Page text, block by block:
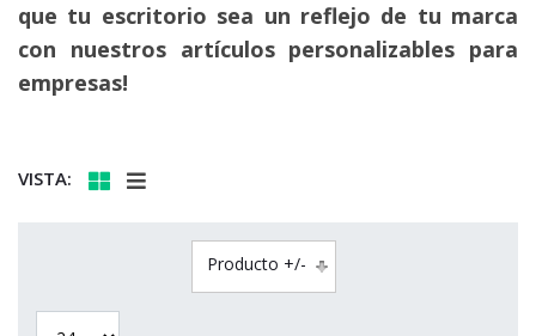
que tu escritorio sea un reflejo de tu marca
con nuestros artículos personalizables para
empresas!
VISTA:
Producto +/-